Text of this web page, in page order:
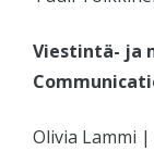
Viestintä- ja
Olivia Lammi